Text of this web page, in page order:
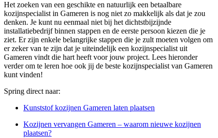
Het zoeken van een geschikte en natuurlijk een betaalbare
kozijnspecialist in Gameren is nog niet zo makkelijk als dat je zou
denken. Je kunt nu eenmaal niet bij het dichtstbijzijnde
installatiebedrijf binnen stappen en de eerste persoon kiezen die je
ziet. Er zijn enkele belangrijke stappen die je zult moeten volgen om
er zeker van te zijn dat je uiteindelijk een kozijnspecialist uit
Gameren vindt die hart heeft voor jouw project. Lees hieronder
verder om te leren hoe ook jij de beste kozijnspecialist van Gameren
kunt vinden!
Spring direct naar:
Kunststof kozijnen Gameren laten plaatsen
Kozijnen vervangen Gameren – waarom nieuwe kozijnen
plaatsen?